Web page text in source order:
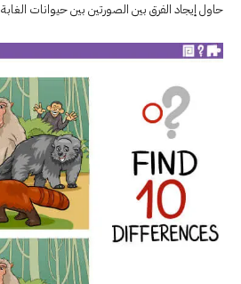
حاول إيجاد الفرق بين الصورتين بين حيوانات الغابة